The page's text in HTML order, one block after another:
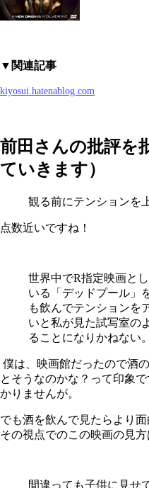
▼関連記事
kiyosui.hatenablog.com
前田さんの批評を
ていきます）
観る前にテンションを
点数近いですね！
世界中でR指定映画と
いる「デッドプール」
も飲んでテンションを
いと私が見た試写室の
ることになりかねない。
僕は、映画館だったので酒
とそうなのかな？って印象
かりませんが。
でも酒を飲んで見たらより
その視点でのこの映画の見方
間違っても子供に見せ